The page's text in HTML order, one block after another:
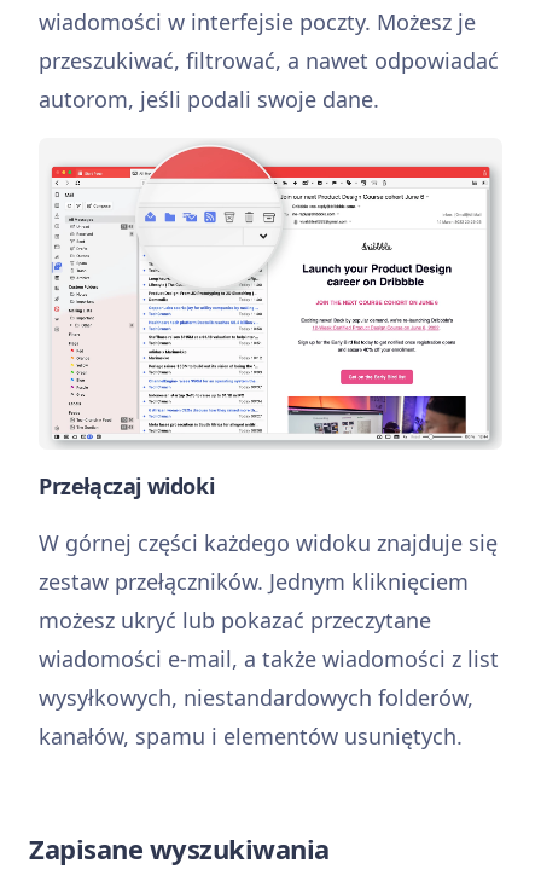
wiadomości w interfejsie poczty. Możesz je
przeszukiwać, filtrować, a nawet odpowiadać
autorom, jeśli podali swoje dane.
Przełączaj widoki
W górnej części każdego widoku znajduje się
zestaw przełączników. Jednym kliknięciem
możesz ukryć lub pokazać przeczytane
wiadomości e-mail, a także wiadomości z list
wysyłkowych, niestandardowych folderów,
kanałów, spamu i elementów usuniętych.
Zapisane wyszukiwania